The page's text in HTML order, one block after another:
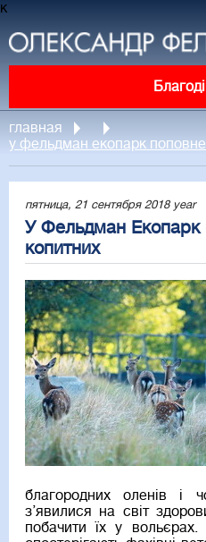
к
главная
у фельдман екопарк
пятница, 21 сентября 2018 year
У Фельдман Екопарк
копитних
благородних оленів і
з’явилися на світ
побачити їх у